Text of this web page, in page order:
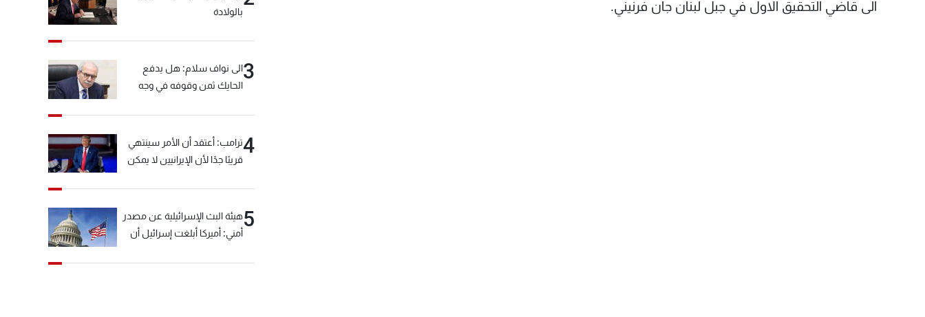
الى قاضي التحقيق الاول في جبل لبنان جان فرنيني.
بالولادة
3الى نواف سلام: هل يدفع
الحايك ثمن وقوفه في وجه
4ترامب: أعتقد أن الأمر سينتهي
قريبًا جدًا لأن الإيرانيين لا يمكن
5هيئة البث الإسرائيلية عن مصدر
أمني: أميركا أبلغت إسرائيل أن